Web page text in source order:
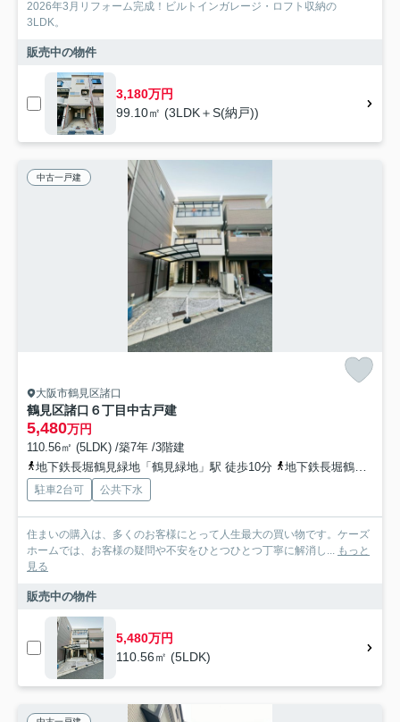
2026年3月リフォーム完成！ビルトインガレージ・ロフト収納の
3LDK。
販売中の物件
3,180万円
99.10㎡ (3LDK＋S(納戸))
中古一戸建
大阪市鶴見区諸口
鶴見区諸口６丁目中古戸建
5,480万円
110.56㎡ (5LDK) /築7年 /3階建
地下鉄長堀鶴見緑地「鶴見緑地」駅 徒歩10分
地下鉄長堀鶴見緑地「横堤」駅 徒歩12分
駐車2台可 公共下水
住まいの購入は、多くのお客様にとって人生最大の買い物です。ケーズ
ホームでは、お客様の疑問や不安をひとつひとつ丁寧に解消し... もっと
見る
販売中の物件
5,480万円
110.56㎡ (5LDK)